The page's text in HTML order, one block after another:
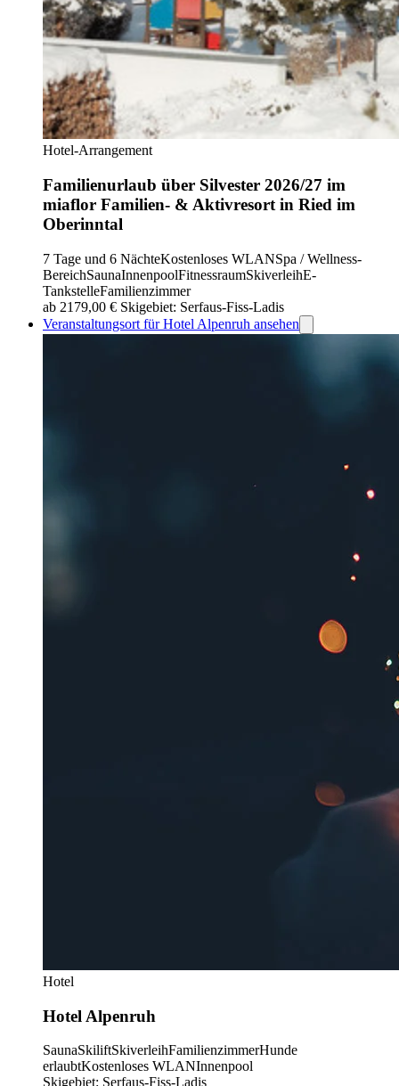
Hotel-Arrangement
Familienurlaub über Silvester 2026/27 im
miaflor Familien- & Aktivresort in Ried im
Oberinntal
7 Tage und 6 NächteKostenloses WLANSpa / Wellness-
BereichSaunaInnenpoolFitnessraumSkiverleihE-
TankstelleFamilienzimmer
ab 2179,00 € Skigebiet: Serfaus-Fiss-Ladis
Veranstaltungsort für Hotel Alpenruh ansehen
Hotel
Hotel Alpenruh
SaunaSkiliftSkiverleihFamilienzimmerHunde
erlaubtKostenloses WLANInnenpool
Skigebiet: Serfaus-Fiss-Ladis